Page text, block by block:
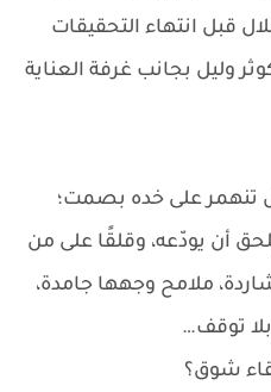
قبل انتهاء التحقيقات
وليل بجانب غرفة العناية
تنهمر على خده بصمت؛
أن يودّعه، وقلقًا على من
ملامح وجهها جامدة،
توقف…
شوق؟